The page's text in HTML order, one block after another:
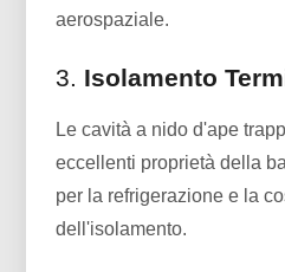
aerospaziale.
3. Isolamento
Le cavità a nido d'ape
eccellenti proprietà della
per la refrigerazione e la
dell'isolamento.